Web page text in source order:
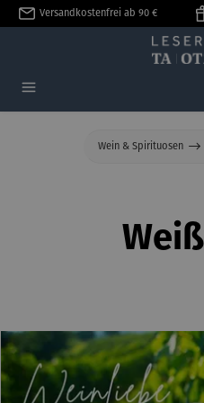
springen
Versandkostenfrei ab 90 €
Wein & Spirituosen